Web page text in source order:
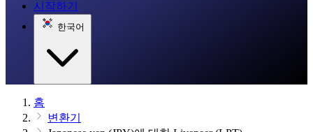
시작하기
한국어
홈
변환기